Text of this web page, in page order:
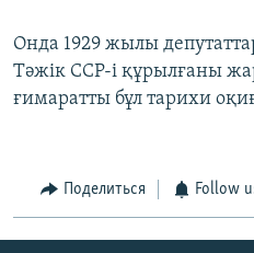
Онда 1929 жылы
Тәжік ССР-і құрылғаны
ғимаратты бұл тарихи
Поделиться Follow